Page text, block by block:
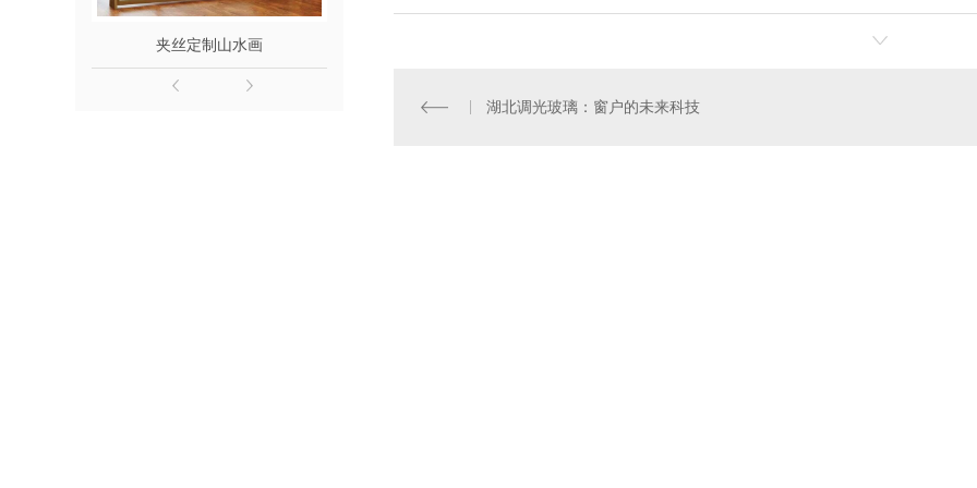
夹丝定制山水画
湖北调光玻璃：窗户的未来科技